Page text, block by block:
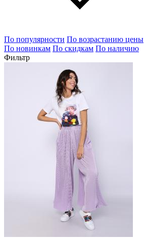
По популярности По возрастанию цены
По новинкам По скидкам По наличию
Фильтр